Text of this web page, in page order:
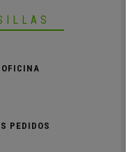
PEDIDOS